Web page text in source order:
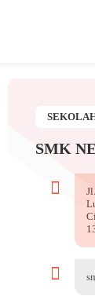
SMK